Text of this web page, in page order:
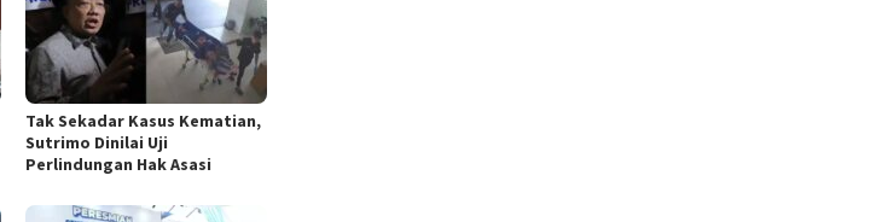
Tak Sekadar Kasus Kematian,
Sutrimo Dinilai Uji
Perlindungan Hak Asasi